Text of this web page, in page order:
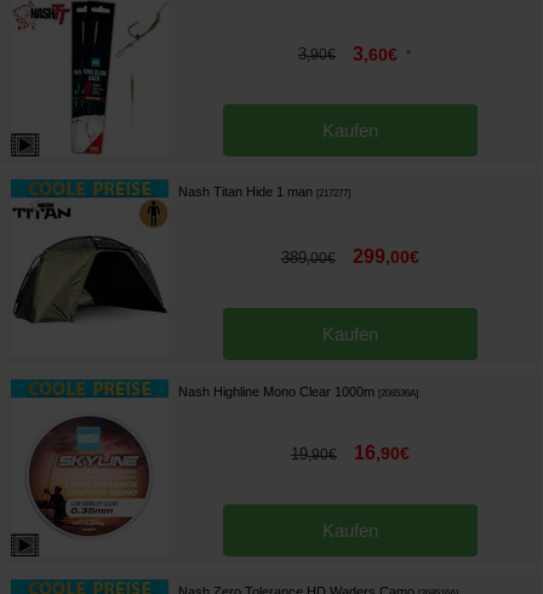
3,90€ 3,60€ *
Kaufen
Nash Titan Hide 1 man 217277]
389,00€ 299,00€
Kaufen
Nash Highline Mono Clear 1000m 206536A]
19,90€ 16,90€
Kaufen